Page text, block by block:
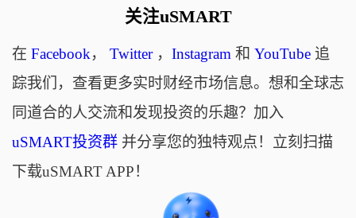
关注uSMART
在 Facebook， Twitter， Instagram和 YouTube追
踪我们，查看更多实时财经市场信息。想和全球志
同道合的人交流和发现投资的乐趣？加入
uSMART投资群并分享您的独特观点！立刻扫描
下载uSMART APP！